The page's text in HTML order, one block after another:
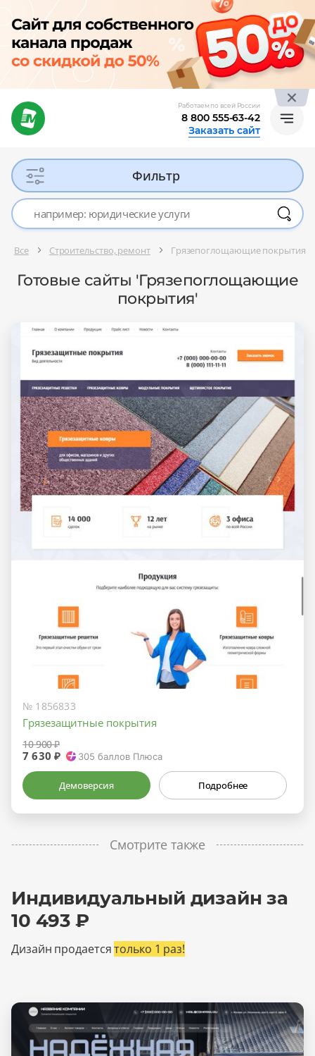
Работаем по всей России
8 800 555-63-42
Заказать сайт
Фильтр
Все Строительство, ремонт Грязепоглощающие покрытия
Готовые сайты 'Грязепоглощающие
покрытия'
№ 1856833
Грязезащитные покрытия
10 900 ₽
7 630 ₽ 305 баллов Плюса
Демоверсия Подробнее
Смотрите также
Индивидуальный дизайн за
10 493 ₽
Дизайн продаетсятолько 1 раз!